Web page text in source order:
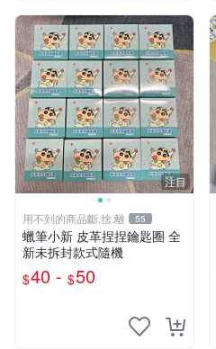
注目
用不到的商品斷.捨.離 55
蠟筆小新 皮革捏捏鑰匙圈 全
新未拆封款式隨機
$40 - $50